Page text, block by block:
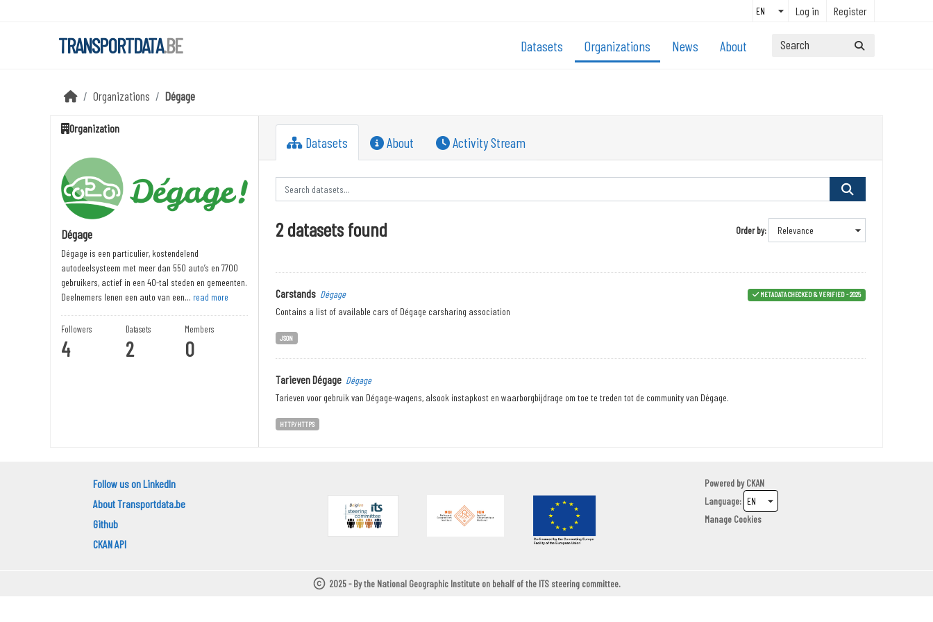
Log in Register
TRANSPORTDATA.BE Datasets Organizations News About
Organizations Dégage
Organization
Dégage
Dégage is een particulier, kostendelend
autodeelsysteem met meer dan 550 auto’s en 7700
gebruikers, actief in een 40-tal steden en gemeenten.
Deelnemers lenen een auto van een... read more
Followers
4
Datasets
2
Members
0
Datasets About Activity Stream
Order by
2 datasets found
Carstands Dégage METADATA CHECKED & VERIFIED - 2025
Contains a list of available cars of Dégage carsharing association
JSON
Tarieven Dégage Dégage
Tarieven voor gebruik van Dégage-wagens, alsook instapkost en waarborgbijdrage om toe te treden tot de community van Dégage.
HTTP/HTTPS
Follow us on LinkedIn
About Transportdata.be
Github
CKAN API
Powered byCKAN
Language
Manage Cookies
2025 - By the National Geographic Institute on behalf of the ITS steering committee.